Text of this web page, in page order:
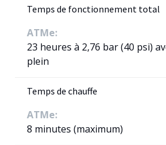
Temps de fonctionnement total
ATMe:
23 heures à 2,76 bar (40 psi)
plein
Temps de chauffe
ATMe:
8 minutes (maximum)